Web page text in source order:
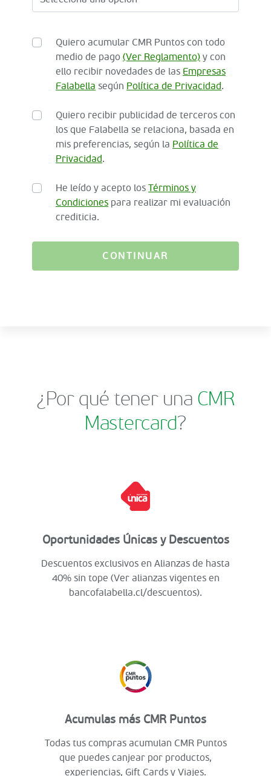
Quiero acumular CMR Puntos con todo
medio de pago (Ver Reglamento) y con
ello recibir novedades de las Empresas
Falabella según Política de Privacidad.
Quiero recibir publicidad de terceros con
los que Falabella se relaciona, basada en
mis preferencias, según la Política de
Privacidad.
He leído y acepto los Términos y
Condiciones para realizar mi evaluación
crediticia.
CONTINUAR
¿Por qué tener una CMR
Mastercard?
Oportunidades Únicas y Descuentos
Descuentos exclusivos en Alianzas de hasta
40% sin tope (Ver alianzas vigentes en
bancofalabella.cl/descuentos).
Acumulas más CMR Puntos
Todas tus compras acumulan CMR Puntos
que puedes canjear por productos,
experiencias, Gift Cards y Viajes.